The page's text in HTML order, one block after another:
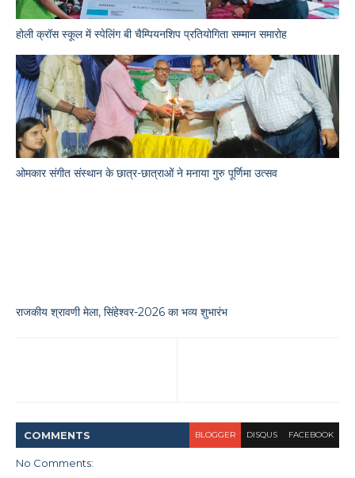
होली क्रॉस स्कूल में स्पेलिंग बी चैम्पियनशिप प्रतियोगिता सम्मान समारोह
ओमकार संगीत संस्थान के छात्र-छात्राओं ने मनाया गुरु पूर्णिमा उत्सव
राजकीय श्रावणी मेला, सिंहेश्वर-2026 का भव्य शुभारंभ
COMMENTS BLOGGER DISQUS FACEBOOK
No Comments: